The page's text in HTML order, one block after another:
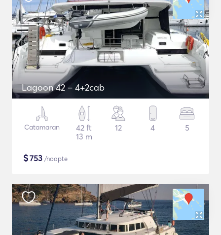
Lagoon 42 – 4+2cab
Catamaran
42 ft
13 m
12 4 5
$753 /noapte